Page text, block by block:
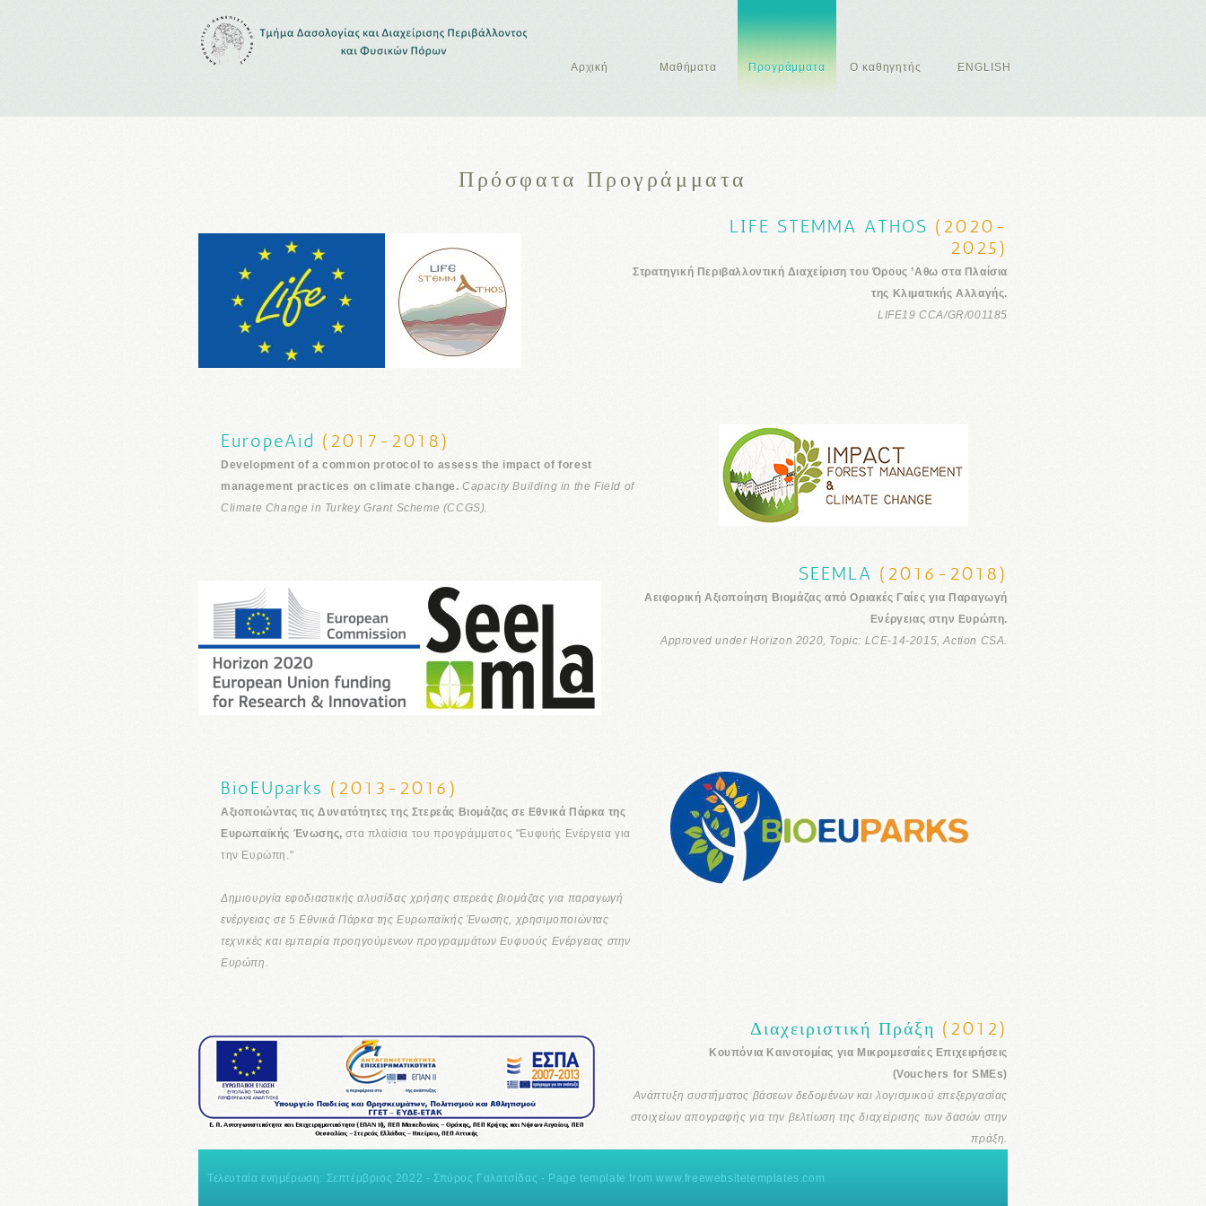
Αρχική Μαθήματα Προγράμματα Ο καθηγητής ENGLISH
Πρόσφατα Προγράμματα
LIFE STEMMA ATHOS (2020-
2025)
Στρατηγική Περιβαλλοντική Διαχείριση του Όρους ’Αθω στα Πλαίσια
της Κλιματικής Αλλαγής.
LIFE19 CCA/GR/001185
EuropeAid (2017-2018)
Development of a common protocol to assess the impact of forest
management practices on climate change. Capacity Building in the Field of
Climate Change in Turkey Grant Scheme (CCGS).
SEEMLA (2016-2018)
Αειφορική Αξιοποίηση Βιομάζας από Οριακές Γαίες για Παραγωγή
Ενέργειας στην Ευρώπη.
Approved under Horizon 2020, Topic: LCE-14-2015, Action CSA.
BioEUparks (2013-2016)
Αξιοποιώντας τις Δυνατότητες της Στερεάς Βιομάζας σε Εθνικά Πάρκα της
Ευρωπαϊκής Ένωσης, στα πλαίσια του προγράμματος "Ευφυής Ενέργεια για
την Ευρώπη."
Δημιουργία εφοδιαστικής αλυσίδας χρήσης στερεάς βιομάζας για παραγωγή
ενέργειας σε 5 Εθνικά Πάρκα της Ευρωπαϊκής Ένωσης, χρησιμοποιώντας
τεχνικές και εμπειρία προηγούμενων προγραμμάτων Ευφυούς Ενέργειας στην
Ευρώπη.
Διαχειριστική Πράξη (2012)
Κουπόνια Καινοτομίας για Μικρομεσαίες Επιχειρήσεις
(Vouchers for SMEs)
Ανάπτυξη συστήματος βάσεων δεδομένων και λογισμικού επεξεργασίας
στοιχείων απογραφής για την βελτίωση της διαχείρισης των δασών στην
πράξη.
Τελευταία ενημέρωση: Σεπτέμβριος 2022 - Σπύρος Γαλατσίδας - Page template from www.freewebsitetemplates.com